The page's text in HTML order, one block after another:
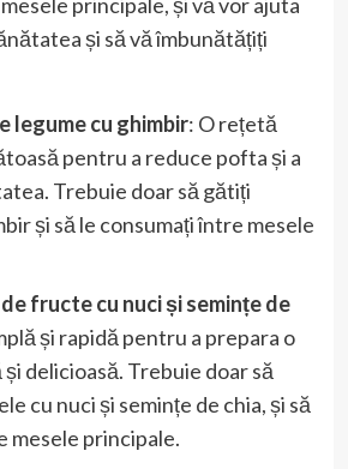
și să vă îmbunătățiți
legume cu ghimbir: O rețetă
pentru a reduce pofta și a
Trebuie doar să gătiți
și să le consumați între mesele
fructe cu nuci și semințe de
și rapidă pentru a prepara o
delicioasă. Trebuie doar să
cu nuci și semințe de chia, și să
mesele principale.